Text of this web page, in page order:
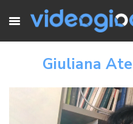
Giuliana